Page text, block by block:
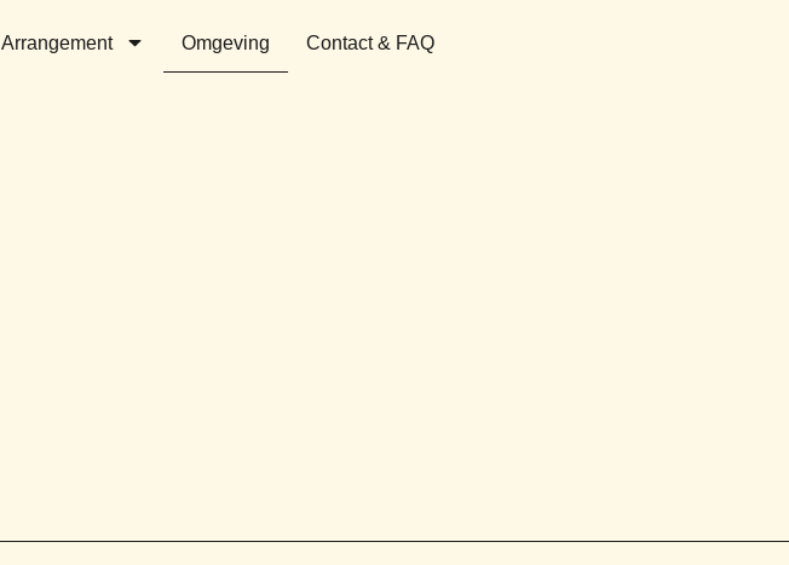
Arrangement Omgeving Contact & FAQ